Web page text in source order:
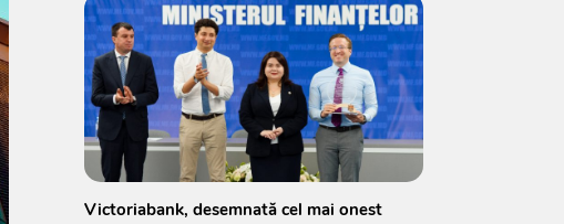
Victoriabank, desemnată cel mai onest